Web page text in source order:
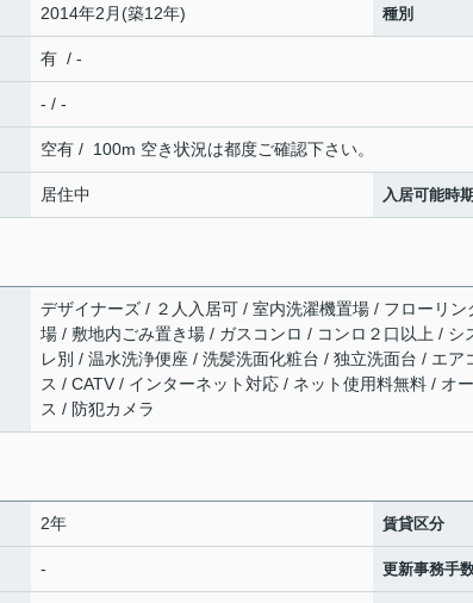
2014年2月(築12年) 種別
有 / -
- / -
空有 / 100m 空き状況は都度ご確認下さい。
居住中 入居可能時期
デザイナーズ / ２人入居可 / 室内洗濯機置場 / フローリ
場 / 敷地内ごみ置き場 / ガスコンロ / コンロ２口以上 /
レ別 / 温水洗浄便座 / 洗髪洗面化粧台 / 独立洗面台 / エ
ス / CATV / インターネット対応 / ネット使用料無料 / オ
ス / 防犯カメラ
2年 賃貸区分
- 更新事務手